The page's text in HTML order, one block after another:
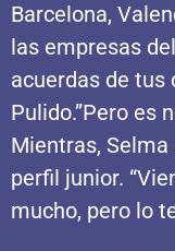
Barcelona,
las empresas
acuerdas de tus
Pulido.”Pero es
Mientras,
perfil junior.
mucho, pero lo